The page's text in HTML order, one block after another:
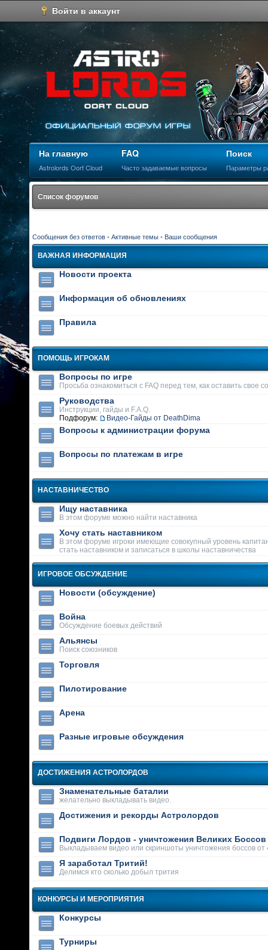
Войти в аккаунт
На главную
Astrolords Oort Cloud
FAQ
Часто задаваемые вопросы
Поиск
Параметры
Список форумов
Сообщения без ответов • Активные темы • Ваши сообщения
ВАЖНАЯ ИНФОРМАЦИЯ
Новости проекта
Информация об обновлениях
Правила
ПОМОЩЬ ИГРОКАМ
Вопросы по игре
Просьба ознакомиться с FAQ перед тем, как оставить свое
Руководства
Инструкции, гайды и F.A.Q.
Подфорум:
Видео-Гайды от DeathDima
Вопросы к администрации форума
Вопросы по платежам в игре
НАСТАВНИЧЕСТВО
Ищу наставника
В этом форуме можно найти наставника
Хочу стать наставником
В этом форуме игроки имеющие совокупный уровень
стать наставником и записаться в школы наставничества
ИГРОВОЕ ОБСУЖДЕНИЕ
Новости (обсуждение)
Война
Обсуждение боевых действий
Альянсы
Поиск союзников
Торговля
Пилотирование
Арена
Разные игровые обсуждения
ДОСТИЖЕНИЯ АСТРОЛОРДОВ
Знаменательные баталии
желательно выкладывать видео.
Достижения и рекорды Астролордов
Подвиги Лордов - уничтожения Великих Боссов
Выкладываем видео или скриншоты уничтожения боссов от
Я заработал Тритий!
Делимся кто сколько добыл трития
КОНКУРСЫ И МЕРОПРИЯТИЯ
Конкурсы
Турниры